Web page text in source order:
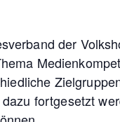
der
fortgesetzt